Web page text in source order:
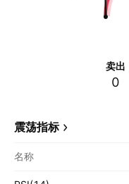
卖出
0
震荡指标
名称